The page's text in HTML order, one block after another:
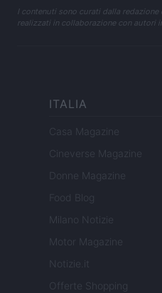
I contenuti sono curati dalla
realizzati in collaborazione con autori
ITALIA
Casa Magazine
Cineverse Magazine
Donne Magazine
Food Blog
Milano Notizie
Motor Magazine
Notizie.it
Offerte Shopping